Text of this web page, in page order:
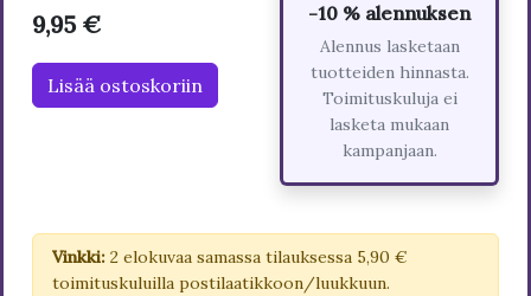
9,95 €
Lisää ostoskoriin
-10 % alennuksen
Alennus lasketaan
tuotteiden hinnasta.
Toimituskuluja ei
lasketa mukaan
kampanjaan.
Vinkki: 2 elokuvaa samassa tilauksessa 5,90 €
toimituskuluilla postilaatikkoon/luukkuun.